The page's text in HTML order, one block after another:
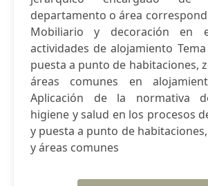
departamento o área
Mobiliario y decoración en
actividades de alojamiento
puesta a punto de habitaciones,
áreas comunes en
Aplicación de la normativa
higiene y salud en los procesos
y puesta a punto de
y áreas comunes